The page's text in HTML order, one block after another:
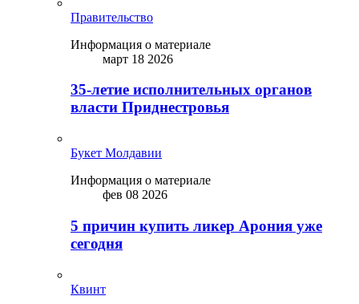
Правительство
Информация о материале
март 18 2026
35-летие исполнительных органов
власти Приднестровья
Букет Молдавии
Информация о материале
фев 08 2026
5 причин купить ликep Арония уже
сегодня
Квинт